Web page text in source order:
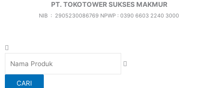
c
e
b
k
t
o
o
n
-
t
o
PT. TOKOTOWER SUKSES MAKMUR
NIB : 2905230086769 NPWP : 0390 6603 2240 3000
Search
CARI